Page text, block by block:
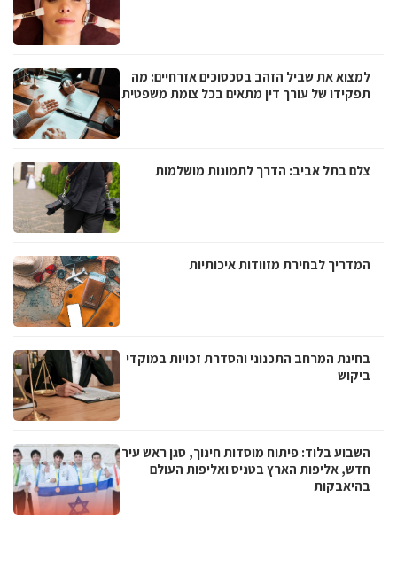
למצוא את שביל הזהב בסכסוכים אזרחיים: מה
תפקידו של עורך דין מתאים בכל צומת משפטית
צלם בתל אביב: הדרך לתמונות מושלמות
המדריך לבחירת מזוודות איכותיות
בחינת המרחב התכנוני והסדרת זכויות במוקדי
ביקוש
השבוע בלוד: פיתוח מוסדות חינוך, סגן ראש עיר
חדש, אליפות הארץ בטניס ואליפות העולם
בהיאבקות